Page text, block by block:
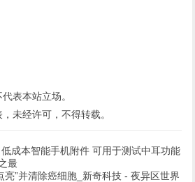
表本站立场。
未经许可，不得转载。
成本智能手机附件 可用于测试中耳功能
最
亮”并清除癌细胞_新奇科技 - 夜异区世界